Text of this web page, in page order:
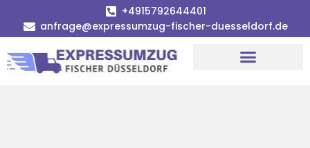
+4915792644401
anfrage@expressumzug-fischer-duesseldorf.de